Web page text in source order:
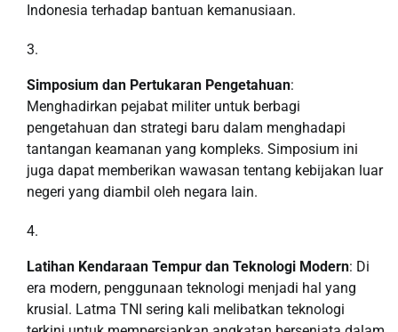
Indonesia terhadap bantuan kemanusiaan.
Simposium dan Pertukaran Pengetahuan:
Menghadirkan pejabat militer untuk berbagi
pengetahuan dan strategi baru dalam menghadapi
tantangan keamanan yang kompleks. Simposium ini
juga dapat memberikan wawasan tentang kebijakan luar
negeri yang diambil oleh negara lain.
Latihan Kendaraan Tempur dan Teknologi Modern: Di
era modern, penggunaan teknologi menjadi hal yang
krusial. Latma TNI sering kali melibatkan teknologi